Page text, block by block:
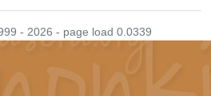
- 2026 - page load 0.0339